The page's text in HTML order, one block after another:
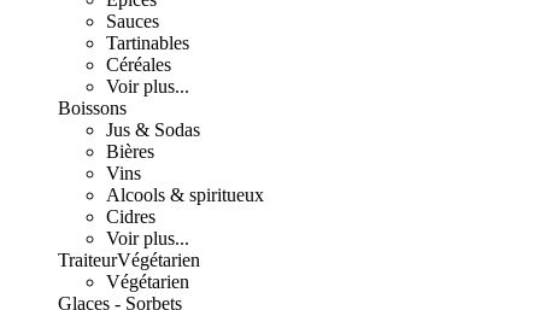
Sauces
Tartinables
Céréales
Voir plus...
Boissons
Jus & Sodas
Bières
Vins
Alcools & spiritueux
Cidres
Voir plus...
TraiteurVégétarien
Végétarien
Glaces - Sorbets